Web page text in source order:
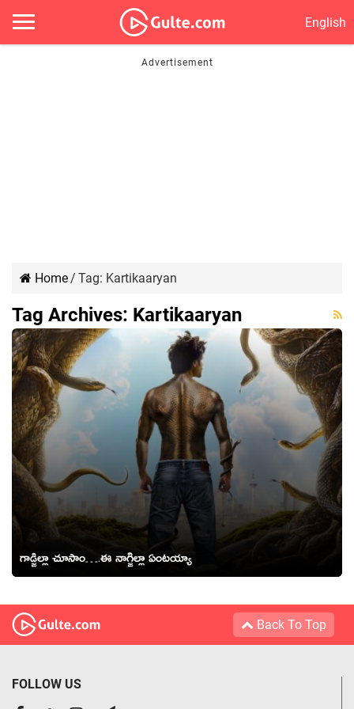
English
Home/ Tag: Kartikaaryan
Tag Archives: Kartikaaryan
గాడ్జిల్లా చూసాం….ఈ నాగ్జిల్లా ఏంటయ్యా
Back To Top
FOLLOW US